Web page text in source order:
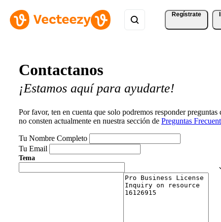
Regístrate
Contactanos
¡Estamos aquí para ayudarte!
Por favor, ten en cuenta que solo podremos responder preguntas
no consten actualmente en nuestra sección de Preguntas
Tu Nombre Completo
Tu Email
Tema